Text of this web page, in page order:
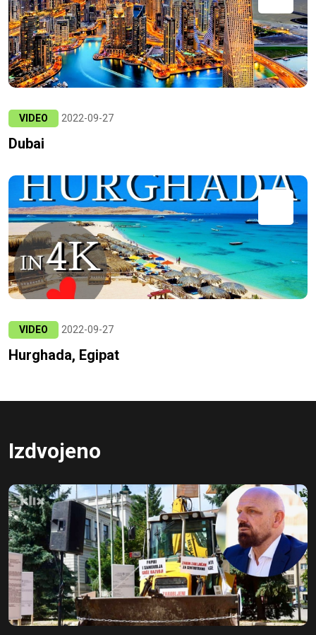
VIDEO 2022-09-27
Dubai
VIDEO 2022-09-27
Hurghada, Egipat
Izdvojeno